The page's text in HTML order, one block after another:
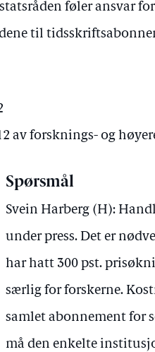
føler ansvar
til
av forsknings- og
Spørsmål
Svein Harberg (H):
under press. Det er
har hatt 300 pst.
særlig for forskerne.
samlet abonnement for
må den enkelte